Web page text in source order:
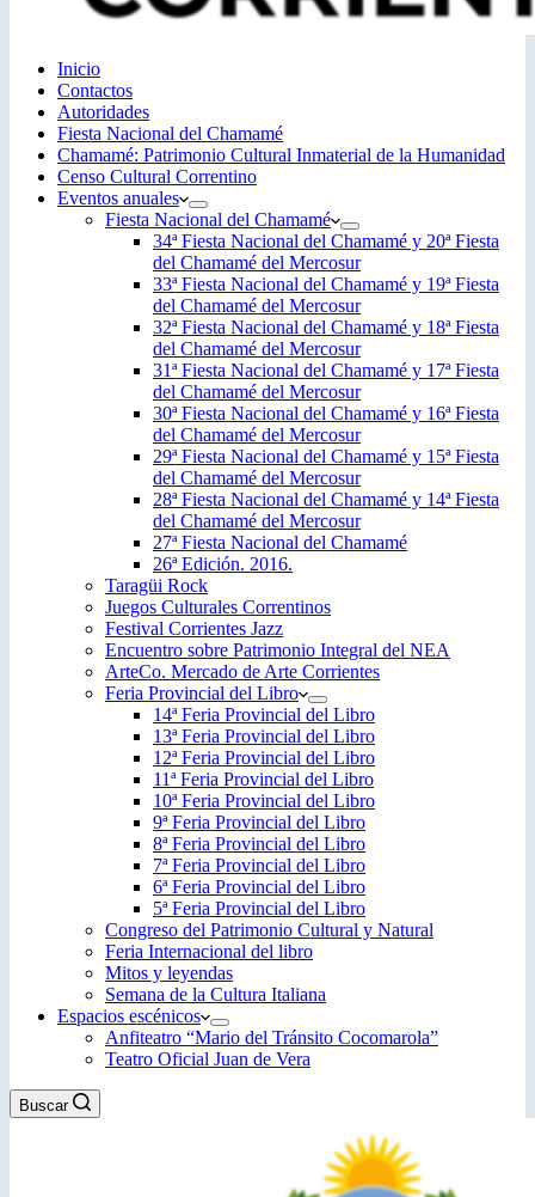
Inicio
Contactos
Autoridades
Fiesta Nacional del Chamamé
Chamamé: Patrimonio Cultural Inmaterial de la Humanidad
Censo Cultural Correntino
Eventos anuales
Fiesta Nacional del Chamamé
34ª Fiesta Nacional del Chamamé y 20ª Fiesta
del Chamamé del Mercosur
33ª Fiesta Nacional del Chamamé y 19ª Fiesta
del Chamamé del Mercosur
32ª Fiesta Nacional del Chamamé y 18ª Fiesta
del Chamamé del Mercosur
31ª Fiesta Nacional del Chamamé y 17ª Fiesta
del Chamamé del Mercosur
30ª Fiesta Nacional del Chamamé y 16ª Fiesta
del Chamamé del Mercosur
29ª Fiesta Nacional del Chamamé y 15ª Fiesta
del Chamamé del Mercosur
28ª Fiesta Nacional del Chamamé y 14ª Fiesta
del Chamamé del Mercosur
27ª Fiesta Nacional del Chamamé
26ª Edición. 2016.
Taragüi Rock
Juegos Culturales Correntinos
Festival Corrientes Jazz
Encuentro sobre Patrimonio Integral del NEA
ArteCo. Mercado de Arte Corrientes
Feria Provincial del Libro
14ª Feria Provincial del Libro
13ª Feria Provincial del Libro
12ª Feria Provincial del Libro
11ª Feria Provincial del Libro
10ª Feria Provincial del Libro
9ª Feria Provincial del Libro
8ª Feria Provincial del Libro
7ª Feria Provincial del Libro
6ª Feria Provincial del Libro
5ª Feria Provincial del Libro
Congreso del Patrimonio Cultural y Natural
Feria Internacional del libro
Mitos y leyendas
Semana de la Cultura Italiana
Espacios escénicos
Anfiteatro “Mario del Tránsito Cocomarola”
Teatro Oficial Juan de Vera
Buscar